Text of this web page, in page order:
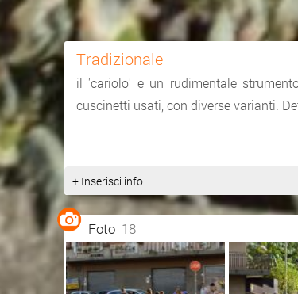
Tradizionale
il 'cariolo' e un rudimentale
cuscinetti usati, con diverse varianti.
+ Inserisci info
Foto 18